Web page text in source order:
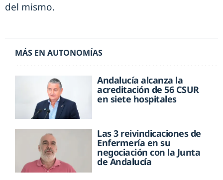
del mismo.
MÁS EN AUTONOMÍAS
Andalucía alcanza la
acreditación de 56 CSUR
en siete hospitales
Las 3 reivindicaciones de
Enfermería en su
negociación con la Junta
de Andalucía